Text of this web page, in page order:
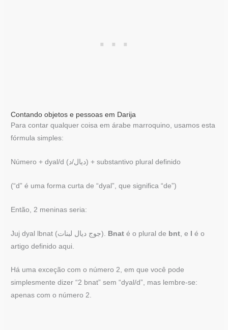
Contando objetos e pessoas em Darija
Para contar qualquer coisa em árabe marroquino, usamos esta
fórmula simples:
Número + dyal/d (ديال/د) + substantivo plural definido
(“d” é uma forma curta de “dyal”, que significa “de”)
Então, 2 meninas seria:
Juj dyal lbnat (جوج ديال لبنات). Bnat é o plural de bnt , e l é o
artigo definido aqui.
Há uma exceção com o número 2, em que você pode
simplesmente dizer “2 bnat” sem “dyal/d”, mas lembre-se:
apenas com o número 2.